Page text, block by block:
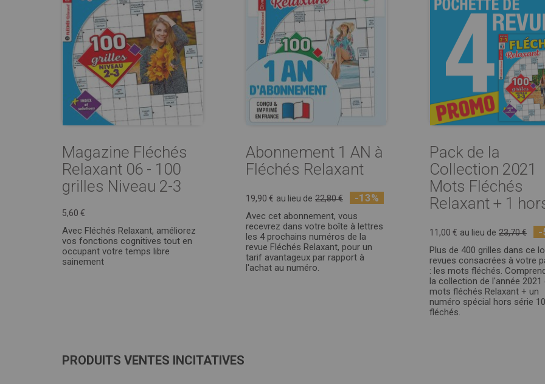
Magazine Fléchés
Relaxant 06 - 100
grilles Niveau 2-3
5,60 €
Avec Fléchés Relaxant, améliorez
vos fonctions cognitives tout en
occupant votre temps libre
sainement
Abonnement 1 AN à
Fléchés Relaxant
19,90 € au lieu de 22,80 € -13%
Avec cet abonnement, vous
recevrez dans votre boîte à lettres
les 4 prochains numéros de la
revue Fléchés Relaxant, pour un
tarif avantageux par rapport à
l'achat au numéro.
Pack de la
Collection 2021
Mots Fléchés
Relaxant + 1
11,00 € au lieu de 23,70 € -
Plus de 400 grilles dans ce
revues consacrées à votre
: les mots fléchés.
la collection de l'année 2021
mots fléchés Relaxant + un
numéro spécial hors série
fléchés.
PRODUITS VENTES INCITATIVES